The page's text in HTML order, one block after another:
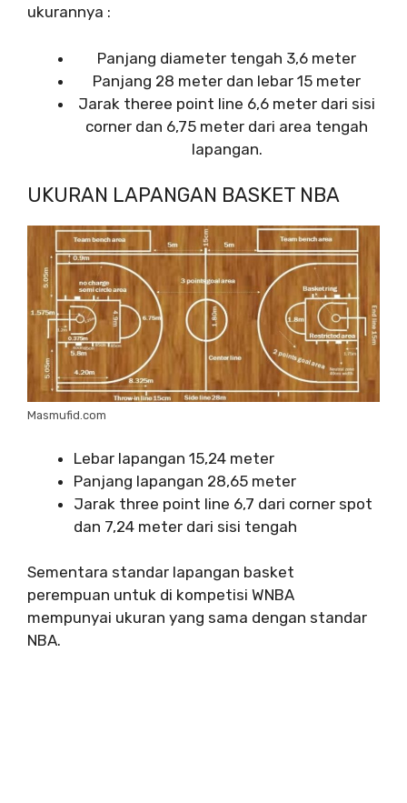
ukurannya :
Panjang diameter tengah 3,6 meter
Panjang 28 meter dan lebar 15 meter
Jarak theree point line 6,6 meter dari sisi
corner dan 6,75 meter dari area tengah
lapangan.
UKURAN LAPANGAN BASKET NBA
Masmufid.com
Lebar lapangan 15,24 meter
Panjang lapangan 28,65 meter
Jarak three point line 6,7 dari corner spot
dan 7,24 meter dari sisi tengah
Sementara standar lapangan basket
perempuan untuk di kompetisi WNBA
mempunyai ukuran yang sama dengan standar
NBA.